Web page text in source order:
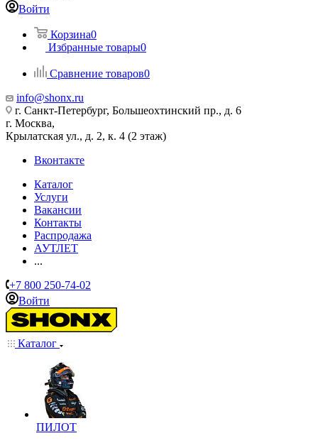
Войти
Корзина0
Избранные товары0
Сравнение товаров0
info@shonx.ru
г. Санкт-Петербург, Большеохтинский пр., д. 6
г. Москва,
Крылатская ул., д. 2, к. 4 (2 этаж)
Вконтакте
Каталог
Услуги
Вакансии
Контакты
Распродажа
АУТЛЕТ
...
+7 800 250-74-02
Войти
Каталог
ПИЛОТ